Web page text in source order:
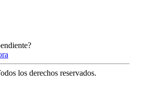
los derechos reservados.